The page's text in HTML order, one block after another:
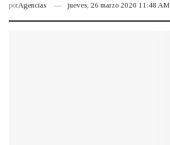
porAgencias jueves, 26 marzo 2020 11:48 AM